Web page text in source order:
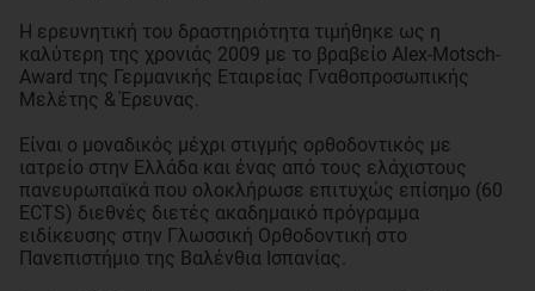
H ερευνητική του δραστηριότητα τιμήθηκε ως η
καλύτερη της χρονιάς 2009 με το βραβείο Alex-Motsch-
Award της Γερμανικής Εταιρείας Γναθοπροσωπικής
Μελέτης & Έρευνας.
Είναι ο μοναδικός μέχρι στιγμής ορθοδοντικός με
ιατρείο στην Ελλάδα και ένας από τους ελάχιστους
πανευρωπαϊκά που ολοκλήρωσε επιτυχώς επίσημο (60
ECTS) διεθνές διετές ακαδημαικό πρόγραμμα
ειδίκευσης στην Γλωσσική Ορθοδοντική στο
Πανεπιστήμιο της Βαλένθια Ισπανίας.